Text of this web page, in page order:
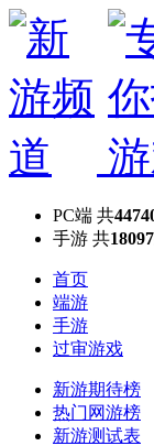
PC端 共
手游 共18097
首页
端游
手游
过审游戏
新游期待榜
热门网游榜
新游测试表